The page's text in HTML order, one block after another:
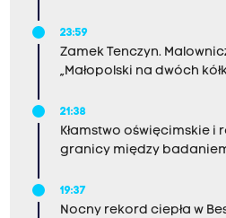
23:59
Zamek Tenczyn.
„Małopolski na dwóch
21:38
Kłamstwo oświęcimskie i
granicy między
19:37
Nocny rekord ciepła w